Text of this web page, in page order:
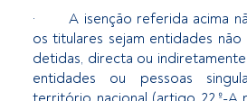
· A isenção referida acima
os titulares sejam entidades
detidas, directa ou
entidades ou pessoas